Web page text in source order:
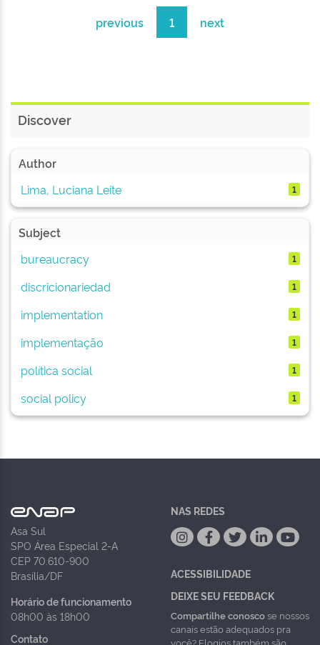
previous 1 next
Discover
Author
Lima, Luciana Leite
1
Subject
bureaucracy
1
discricionariedad 1
implementation 1
implementação 1
política social 1
social policy 1
Asa Sul
SPO Área Especial 2-A
CEP 70.610-900
Brasília/DF
Horário de funcionamento
08h00 às 18h00
Contato
NAS REDES
ACESSIBILIDADE
DEIXE SEU FEEDBACK
Compartilhe conoscose nossos
canais estão adequados pra
você? Elogios também são